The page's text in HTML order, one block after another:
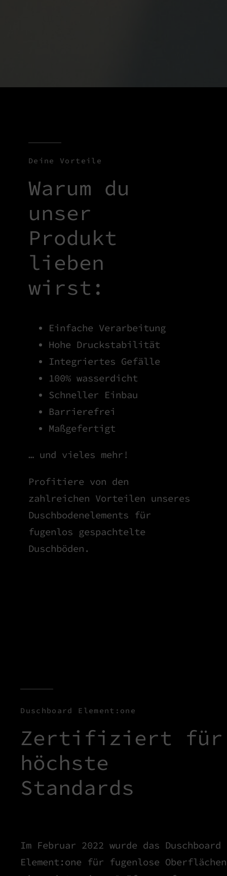
Deine Vorteile
Warum du
unser
Produkt
lieben
wirst:
Einfache Verarbeitung
Hohe Druckstabilität
Integriertes Gefälle
100% wasserdicht
Schneller Einbau
Barrierefrei
Maßgefertigt
… und vieles mehr!
Profitiere von den
zahlreichen Vorteilen unseres
Duschbodenelements für
fugenlos gespachtelte
Duschböden.
Duschboard Element:one
Zertifiziert für
höchste
Standards
Im Februar 2022 wurde das Duschboard
Element:one für fugenlose Oberflächen